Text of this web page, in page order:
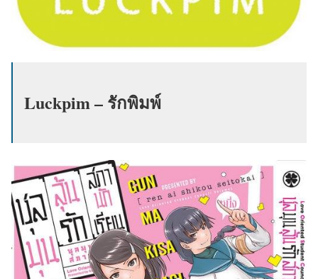
Luckpim – รักพิมพ์